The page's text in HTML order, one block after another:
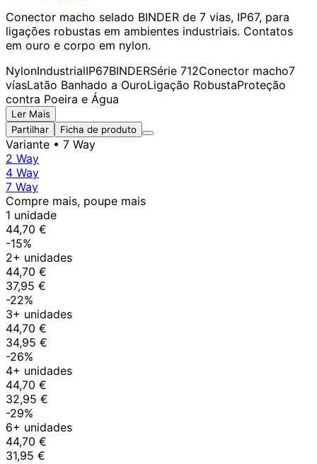
Conector macho selado BINDER de 7 vias, IP67, para
ligações robustas em ambientes industriais. Contatos
em ouro e corpo em nylon.
NylonIndustrialIP67BINDERSérie 712Conector macho7
víasLatão Banhado a OuroLigação RobustaProteção
contra Poeira e Água
Ler Mais
Partilhar
Ficha de produto
Variante • 7 Way
2 Way
4 Way
7 Way
Compre mais, poupe mais
1 unidade
44,70 €
-15%
2+ unidades
44,70 €
37,95 €
-22%
3+ unidades
44,70 €
34,95 €
-26%
4+ unidades
44,70 €
32,95 €
-29%
6+ unidades
44,70 €
31,95 €